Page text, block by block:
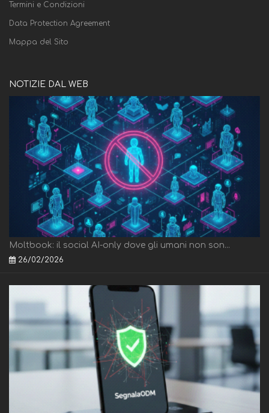
Termini e Condizioni
Data Protection Agreement
Mappa del Sito
NOTIZIE DAL WEB
Moltbook: il social AI-only dove gli umani non son...
26/02/2026